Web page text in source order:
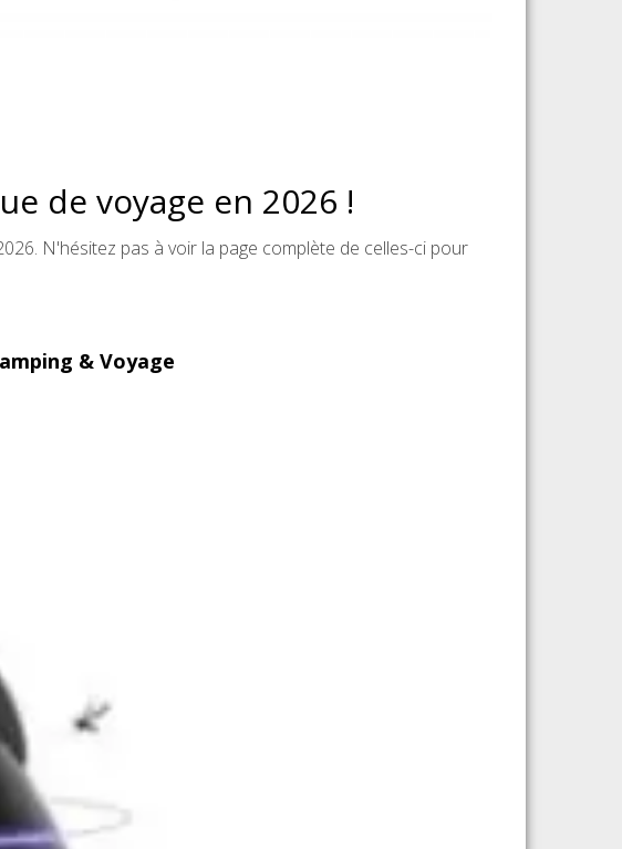
de voyage en 2026 !
N'hésitez pas à voir la page complète de celles-ci pour
& Voyage